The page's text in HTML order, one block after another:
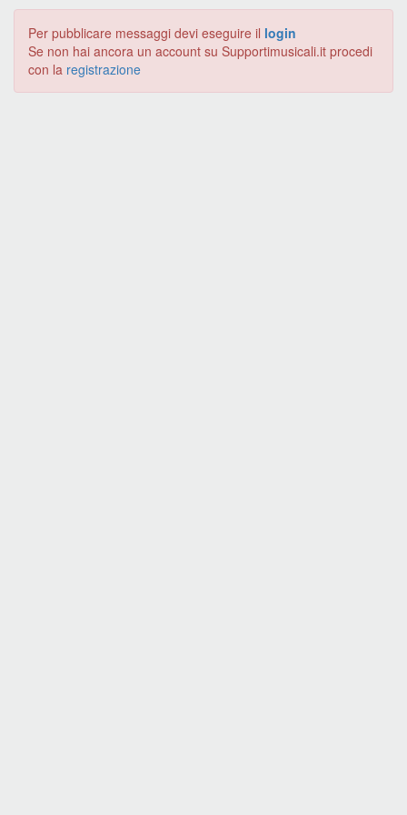
Per pubblicare messaggi devi eseguire il login
Se non hai ancora un account su Supportimusicali.it procedi
con la registrazione